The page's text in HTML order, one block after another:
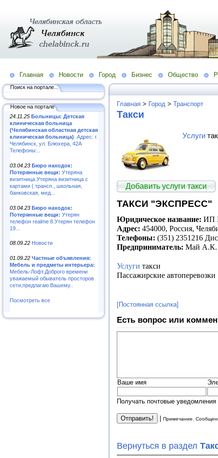
Главная Новости Город Бизнес Общество
Поиск на портале...
Новое на портале
24.11.25 Больницы: Детская
клиническая больница
(Челябинская областная детская
клиническая больница) .Адрес: г.
Челябинск, ул. Блюхера, 42А
Телефоны:..
03.04.23 Бюро находок:
Потерянные вещи: Утеряна
визитница.Утеряна визитница с
картами ( трансп., школьная,
банковская, мед...
03.04.23 Бюро находок:
Потерянные вещи: Утерян
телефон realme 8.Утерян телефон
19...
08.09.22 Новости
01.09.22 Частные объявления:
Мебель и предметы интерьера:
Мебель-Лофт.Доброго времени
уважаемый обыватель просторов
сети,предлагаю Вашему..
Посмотреть все
Главная > Город > Транспорт
Такси
Услуги
Добавить услуги такси
ТАКСИ "ЭКСПРЕСС"
Юридическое название: ИП
Адрес: 454000, Россия,
Телефоны: (351) 2351216
Предприниматель: Май
Услуги такси
Пассажирские автоперевозки
[Постоянная ссылка]
Есть вопрос или
Ваше имя
Получать почтовые
Примечание.
Вернуться в раздел